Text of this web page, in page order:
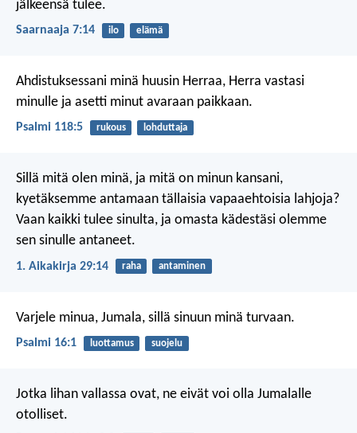
jälkeensä tulee.
Saarnaaja 7:14 ilo elämä
Ahdistuksessani minä huusin Herraa, Herra vastasi
minulle ja asetti minut avaraan paikkaan.
Psalmi 118:5 rukous lohduttaja
Sillä mitä olen minä, ja mitä on minun kansani,
kyetäksemme antamaan tällaisia vapaaehtoisia lahjoja?
Vaan kaikki tulee sinulta, ja omasta kädestäsi olemme
sen sinulle antaneet.
1. Aikakirja 29:14 raha antaminen
Varjele minua, Jumala, sillä sinuun minä turvaan.
Psalmi 16:1 luottamus suojelu
Jotka lihan vallassa ovat, ne eivät voi olla Jumalalle
otolliset.